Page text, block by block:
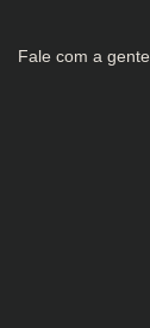
Fale com a